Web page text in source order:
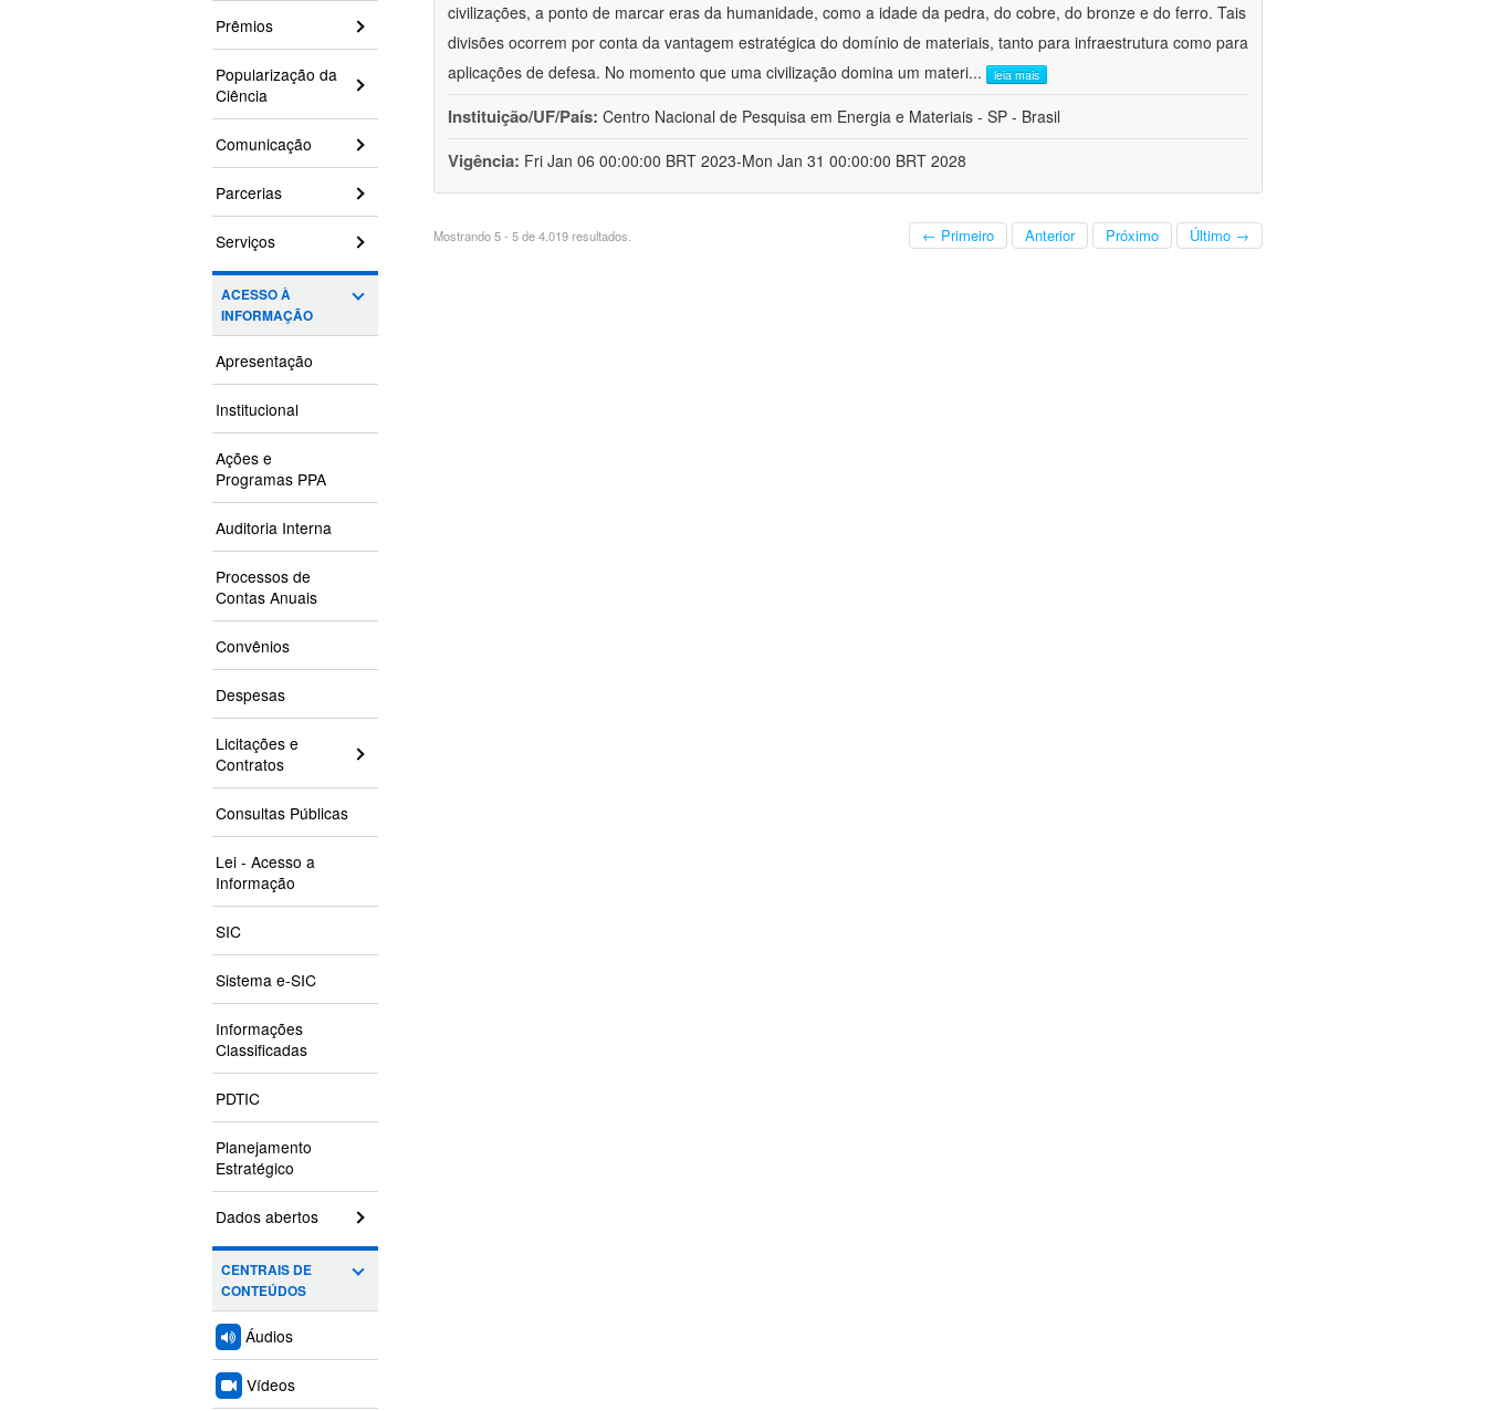
Prêmios
Popularização da
Ciência
Comunicação
Parcerias
Serviços
ACESSO À
INFORMAÇÃO
Apresentação
Institucional
Ações e
Programas PPA
Auditoria Interna
Processos de
Contas Anuais
Convênios
Despesas
Licitações e
Contratos
Consultas Públicas
Lei - Acesso a
Informação
SIC
Sistema e-SIC
Informações
Classificadas
PDTIC
Planejamento
Estratégico
Dados abertos
CENTRAIS DE
CONTEÚDOS
Áudios
Vídeos
civilizações, a ponto de marcar eras da humanidade, como a idade da pedra, do cobre, do bronze e do ferro. Tais
divisões ocorrem por conta da vantagem estratégica do domínio de materiais, tanto para infraestrutura como para
aplicações de defesa. No momento que uma civilização domina um materi... leia mais
Instituição/UF/País: Centro Nacional de Pesquisa em Energia e Materiais - SP - Brasil
Vigência: Fri Jan 06 00:00:00 BRT 2023-Mon Jan 31 00:00:00 BRT 2028
Mostrando 5 - 5 de 4.019 resultados. ← Primeiro Anterior Próximo Último →